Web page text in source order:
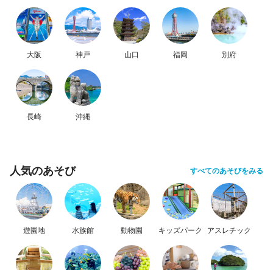
大阪 神戸 山口 福岡 別府
長崎 沖縄
人気のあそび すべてのあそびをみる
遊園地 水族館 動物園 キッズパーク アスレチック